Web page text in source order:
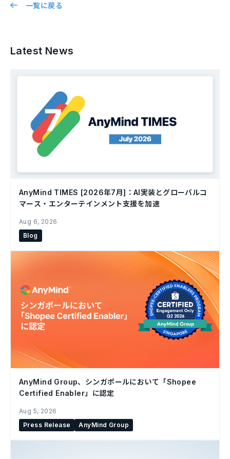
一覧に戻る
Latest News
AnyMind TIMES [2026年7月]：AI実装とグローバルコ
マース・エンターテインメント支援を加速
Aug 6, 2026
Blog
AnyMind Group、シンガポールにおいて「Shopee
Certified Enabler」に認定
Aug 5, 2026
Press Release
AnyMind Group